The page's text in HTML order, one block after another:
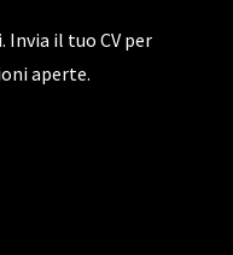
il tuo CV per
aperte.